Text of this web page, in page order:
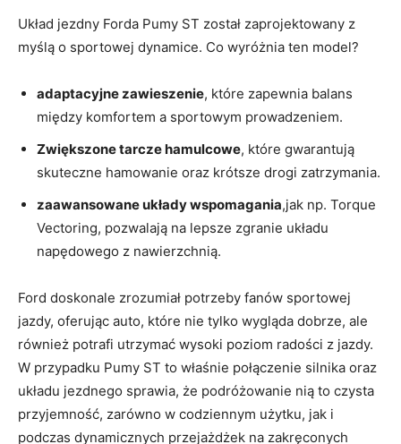
Układ jezdny Forda Pumy ST został zaprojektowany z
myślą o sportowej dynamice. Co wyróżnia ten model?
adaptacyjne zawieszenie, które zapewnia balans
między komfortem a sportowym prowadzeniem.
Zwiększone tarcze hamulcowe, które gwarantują
skuteczne hamowanie oraz krótsze drogi zatrzymania.
zaawansowane układy wspomagania,jak np. Torque
Vectoring, pozwalają na lepsze zgranie układu
napędowego z nawierzchnią.
Ford doskonale zrozumiał potrzeby fanów sportowej
jazdy, oferując auto, które nie tylko wygląda dobrze, ale
również potrafi utrzymać wysoki poziom radości z jazdy.
W przypadku Pumy ST to właśnie połączenie silnika oraz
układu jezdnego sprawia, że podróżowanie nią to czysta
przyjemność, zarówno w codziennym użytku, jak i
podczas dynamicznych przejażdżek na zakręconych